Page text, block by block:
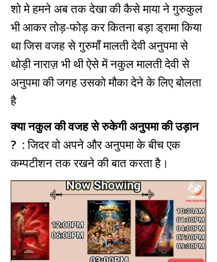
शो मे हमने अब तक देखा की कैसे माया ने गुरुकुल
भी आकर तोड़-फोड़ कर कितना बड़ा ड्रामा किया
था जिस वजह से गुरुमाँ मालती देवी अनुपमा से
थोड़ी नाराज़ भी थी ऐसे मेंनकुल मालती देवी से
अनुपमा की जगह उसको मौका देने के लिए बोलता
है
क्या नकुल की वजह से रुकेगी अनुपमा की उड़ान
? :जिदर वो अपनेऔरअनुपमा के बीच एक
कम्पटीशन तक रखने की बात करता है।